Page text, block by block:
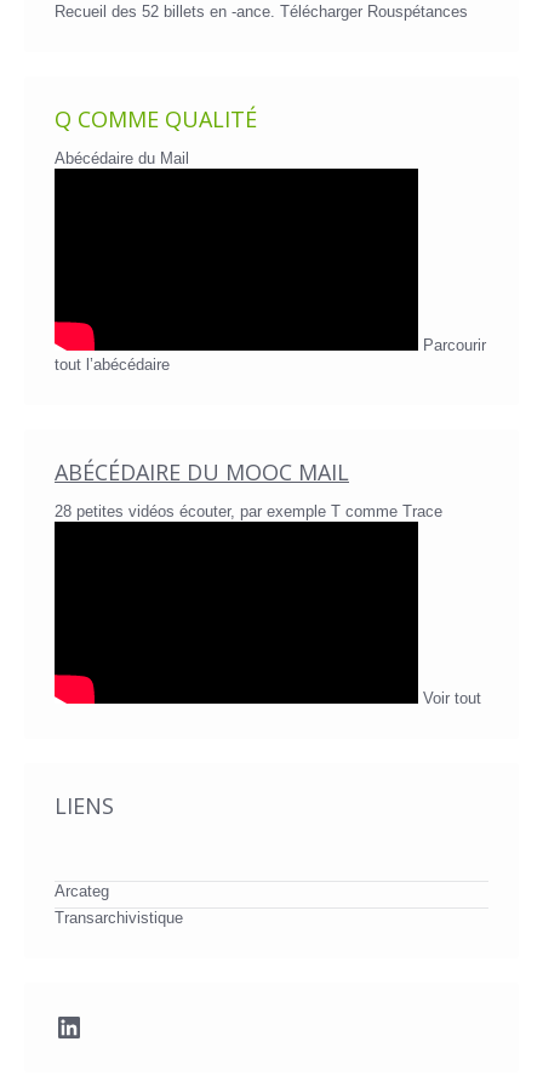
Recueil des 52 billets en -ance. Télécharger Rouspétances
Q COMME QUALITÉ
Abécédaire du Mail
Parcourir
tout l’abécédaire
ABÉCÉDAIRE DU MOOC MAIL
28 petites vidéos écouter, par exemple T comme Trace
Voir tout
LIENS
Arcateg
Transarchivistique
LinkedIn